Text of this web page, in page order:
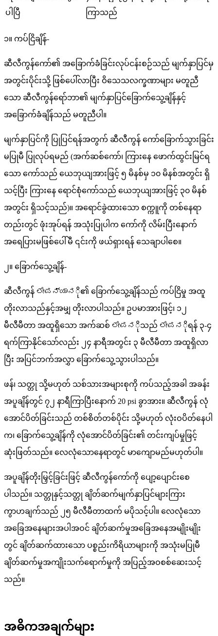
ပါပြီ ကြာသည်
၁။ ကပ်ငြိချိန်-
ဆီလီကွန်ကော်၏ အခြောက်ခံခြင်းလုပ်ငန်းစဉ်သည် မျက်နှာပြင်မှ
အတွင်းပိုင်းသို့ ဖြစ်ပေါ်လာပြီး ဝိသေသလက္ခဏာများ မတူညီ
သော ဆီလီကွန်ရော်ဘာ၏ မျက်နှာပြင်ခြောက်သွေ့ချိန်နှင့်
အခြောက်ခံချိန်သည် မတူညီပါ။
မျက်နှာပြင်ကို ပြုပြင်ရန်အတွက် ဆီလီကွန် ကော်ခြောက်သွားခြင်း
မပြုမီ ပြုလုပ်ရမည် (အက်ဆစ်ကော်၊ ကြားနေ ဖောက်ထွင်းမြင်ရ
သော ကော်သည် ယေဘုယျအားဖြင့် ၅ မိနစ်မှ ၁၀ မိနစ်အတွင်း ရှိ
သင့်ပြီး ကြားနေ ရောင်စုံကော်သည် ယေဘုယျအားဖြင့် ၃၀ မိနစ်
အတွင်း ရှိသင့်သည်)။ အရောင်ခွဲထားသော စက္ကူကို တစ်နေရာ
တည်းတွင် ဖုံးအုပ်ရန် အသုံးပြုပါက ကော်ကို လိမ်းပြီးနောက်
အရေပြားမဖြစ်ပေါ်မီ ၎င်းကို ဖယ်ရှားရန် သေချာပါစေ။
၂။ ခြောက်သွေ့ချိန်-
ဆီလီကွန် ಲೇಪನ್ಯಾನို၏ ခြောက်သွေ့ချိန်သည် ကပ်ငြိမှု အထူ
တိုးလာသည်နှင့်အမျှ တိုးလာပါသည်။ ဥပမာအားဖြင့်၊ ၁၂
မီလီမီတာ အထူရှိသော အက်ဆစ် ಲೇಪನိုသည် ಲೇಪನိုရန် ၃-၄
ရက်ကြာနိုင်သော်လည်း ၂၄ နာရီအတွင်း ၃ မီလီမီတာ အထူရှိလာ
ပြီး အပြင်ဘက်အလွှာ ခြောက်သွေ့သွားပါသည်။
ဖန်၊ သတ္တု သို့မဟုတ် သစ်သားအများစုကို ကပ်သည့်အခါ အခန်း
အပူချိန်တွင် ၇၂ နာရီကြာပြီးနောက် 20 psi ခွာအား။ ဆီလီကွန် လုံ
အောင်ပိတ်ခြင်းသည် တစ်စိတ်တစ်ပိုင်း သို့မဟုတ် လုံးဝပိတ်နေပါ
က၊ ခြောက်သွေ့ချိန်ကို လုံအောင်ပိတ်ခြင်း၏ တင်းကျပ်မှုဖြင့်
ဆုံးဖြတ်သည်။ လေလုံသောနေရာတွင် မာကျောမည်မဟုတ်ပါ။
အပူချိန်တိုးမြှင့်ခြင်းဖြင့် ဆီလီကွန်ကော်ကို ပျော့ပျောင်းစေ
ပါသည်။ သတ္တုနှင့်သတ္တု ချိတ်ဆက်မျက်နှာပြင်များကြား
ကွာဟချက်သည် ၂၅ မီလီမီတာထက် မပိုသင့်ပါ။ လေလုံသော
အခြေအနေများအပါအဝင် ချိတ်ဆက်မှုအခြေအနေအမျိုးမျိုး
တွင် ချိတ်ဆက်ထားသော ပစ္စည်းကိရိယာများကို အသုံးမပြုမီ
ချိတ်ဆက်မှုအကျိုးသက်ရောက်မှုကို အပြည့်အဝစစ်ဆေးသင့်
သည်။
အဓိကအချက်များ